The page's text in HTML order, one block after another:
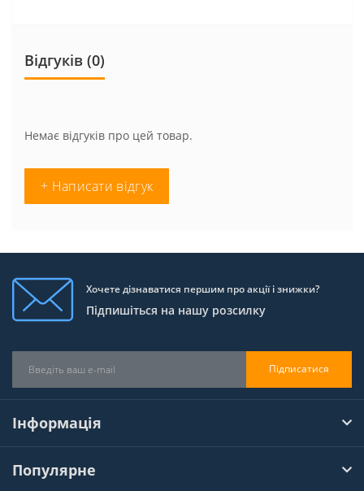
Відгуків (0)
Немає відгуків про цей товар.
+ Написати відгук
Хочете дізнаватися першим про акції і знижки?
Підпишіться на нашу розсилку
Підписатися
Інформація
Популярне